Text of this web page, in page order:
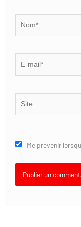
mail*
Me prévenir